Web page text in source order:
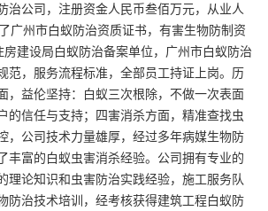
治公司，注册资金人民币叁佰万元，从业人
广州市白蚁防治资质证书，有害生物防制资
房建设局白蚁防治备案单位，广州市白蚁防治
范，服务流程标准，全部员工持证上岗。历
，益伦坚持：白蚁三次根除，不做一次表面
的信任与支持；四害消杀方面，精准查找虫
，公司技术力量雄厚，经过多年病媒生物防
丰富的白蚁虫害消杀经验。公司拥有专业的
理论知识和虫害防治实践经验，施工服务队
防治技术培训，经考核获得建筑工程白蚁防